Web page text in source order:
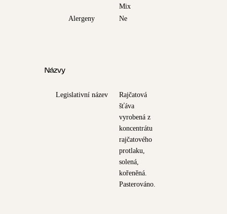
Mix
Alergeny
Ne
Názvy
Legislativní název
Rajčatová
šťáva
vyrobená z
koncentrátu
rajčatového
protlaku,
solená,
kořeněná.
Pasterováno.